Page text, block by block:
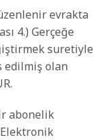
evrakta
4.) Gerçeğe
suretiyle
edilmiş olan
abonelik